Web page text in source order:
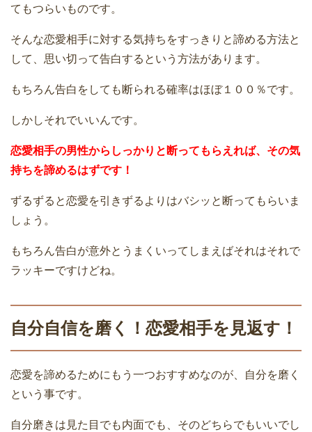
てもつらいものです。
そんな恋愛相手に対する気持ちをすっきりと諦める方法と
して、思い切って告白するという方法があります。
もちろん告白をしても断られる確率はほぼ１００％です。
しかしそれでいいんです。
恋愛相手の男性からしっかりと断ってもらえれば、その気
持ちを諦めるはずです！
ずるずると恋愛を引きずるよりはバシッと断ってもらいま
しょう。
もちろん告白が意外とうまくいってしまえばそれはそれで
ラッキーですけどね。
自分自信を磨く！恋愛相手を見返す！
恋愛を諦めるためにもう一つおすすめなのが、自分を磨く
という事です。
自分磨きは見た目でも内面でも、そのどちらでもいいでし